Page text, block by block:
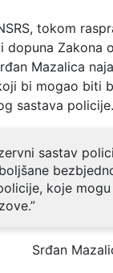
tokom
dopuna Zakona
Mazalica
bi mogao biti
sastava policije.
sastav
koje
Srđan